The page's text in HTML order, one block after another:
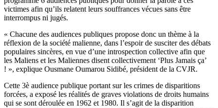
victimes afin qu’ils relatent leurs souffrances vécues sans être
interrompus ni jugés.
« Chacune des audiences publiques propose donc un thème à la
réflexion de la société malienne, dans l’espoir de susciter des débats
populaires sincères, en vue d’une introspection collective afin que
les Maliens et les Maliennes disent collectivement ‘Plus Jamais ça’
! », explique Ousmane Oumarou Sidibé, président de la CVJR.
Cette 3è audience publique portant sur les crimes de disparitions
forcées, a exposé les réalités de graves violations de droits humains
qui se sont déroulée en 1962 et 1980. Il s’agit de la disparition